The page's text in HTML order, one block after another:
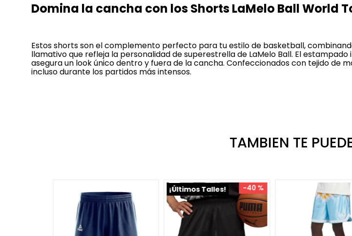
Domina la cancha con los Shorts LaMelo Ball World
Estos shorts son el complemento perfecto para tu estilo de basketball,
llamativo que refleja la personalidad de superestrella de LaMelo Ball. El
asegura un look único dentro y fuera de la cancha. Confeccionados con tejido de
incluso durante los partidos más intensos.
TAMBIEN TE
-40 %
¡Últimos Talles!